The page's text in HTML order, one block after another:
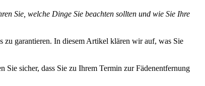
Sie, welche Dinge Sie beachten sollten und wie Sie Ihre
zu garantieren. In diesem Artikel klären wir auf, was Sie
sicher, dass Sie zu Ihrem Termin zur Fädenentfernung